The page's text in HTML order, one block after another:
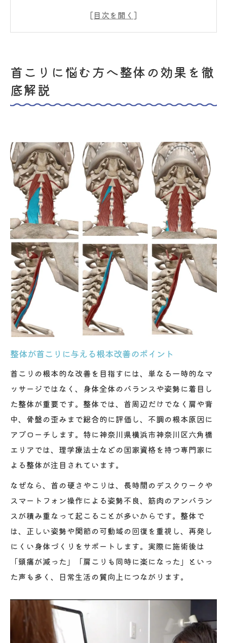
整体で実感できる首こり軽減の具体例
理学療法士が考える整体での首こり根本対
策
首こり原因を整体視点でしっかり解消
整体と理学療法の違いを詳しく解説
六角橋の整体で安心して受ける首の施術体験
六角橋エリアの整体で叶う安心の首こり施
術
整体体験で感じる首の硬さ改善とその流れ
理学療法士が行う整体の首こり対応事例
整体施術前後の首こり変化を徹底レビュー
整体施術時のカウンセリング内容の重要性
専門家による首こりケアはなぜ信頼できるか
国家資格を持つ整体師による首こりケアの
安心感
整体で得られる専門的な首こりアドバイス
理学療法士が行う整体施術の安全性の理由
整体と他の施術方法の信頼性の違い
首専門の整体が首こりに強い理由とは
国家資格を持つ整体による首こり根本対策法
国家資格整体師が実施する首こり根本改善
法
理学療法士監修の整体で首こりを徹底サポ
ート
整体と医学的根拠に基づく首こり対策の特
徴
整体施術で明らかになる首こりの本当の原
因
整体院選びで国家資格の有無が重要な理由
整体なら首こりも原因からしっかり改善可能
整体で首こりの原因を徹底分析し改善へ
首こりが整体で改善できる理由を解説
整体施術による首の柔軟性向上と持続力
首こりに悩む方へ整体の効果を徹
底解説
整体が首こりに与える根本改善のポイント
首こりの根本的な改善を目指すには、単なる一時的なマ
ッサージではなく、身体全体のバランスや姿勢に着目し
た整体が重要です。整体では、首周辺だけでなく肩や背
中、骨盤の歪みまで総合的に評価し、不調の根本原因に
アプローチします。特に神奈川県横浜市神奈川区六角橋
エリアでは、理学療法士などの国家資格を持つ専門家に
よる整体が注目されています。
なぜなら、首の硬さやこりは、長時間のデスクワークや
スマートフォン操作による姿勢不良、筋肉のアンバラン
スが積み重なって起こることが多いからです。整体で
は、正しい姿勢や関節の可動域の回復を重視し、再発し
にくい身体づくりをサポートします。実際に施術後は
「頭痛が減った」「肩こりも同時に楽になった」といっ
た声も多く、日常生活の質向上につながります。